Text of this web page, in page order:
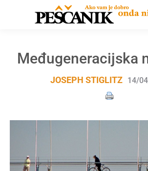
Međugeneracijska
JOSEPH STIGLITZ 14/